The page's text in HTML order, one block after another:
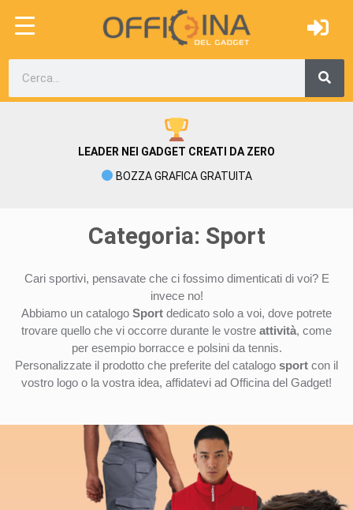
LEADER NEI GADGET CREATI DA ZERO
BOZZA GRAFICA GRATUITA
Categoria: Sport
Cari sportivi, pensavate che ci fossimo dimenticati di voi? E
invece no!
Abbiamo un catalogo Sport dedicato solo a voi, dove potrete
trovare quello che vi occorre durante le vostre attività, come
per esempio borracce e polsini da tennis.
Personalizzate il prodotto che preferite del catalogo sport con il
vostro logo o la vostra idea, affidatevi ad Officina del Gadget!